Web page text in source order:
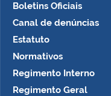
Boletins Oficiais
Canal de denúncias
Estatuto
Normativos
Regimento Interno
Regimento Geral